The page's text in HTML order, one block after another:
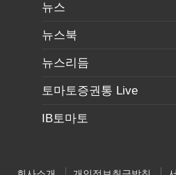
뉴스
뉴스북
뉴스리듬
토마토증권통 Live
IB토마토